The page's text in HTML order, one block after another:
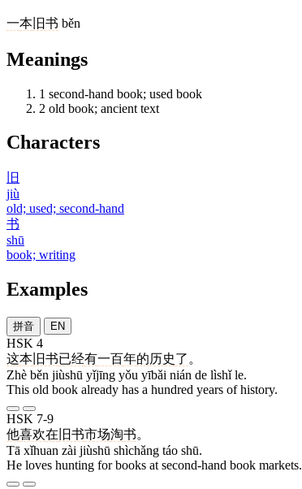
一本 旧书 běn
Meanings
1 second-hand book; used book
2 old book; ancient text
Characters
旧
jiù
old; used; second-hand
书
shū
book; writing
Examples
拼音 EN
HSK 4
这本 旧书已经有一百年的历史了 。
Zhè běn jiùshū yǐjīng yǒu yībǎi nián de lìshǐ le.
This old book already has a hundred years of history.
HSK 7-9
他喜欢在 旧书市场淘书。
Tā xǐhuan zài jiùshū shìchǎng táo shū.
He loves hunting for books at second-hand book markets.